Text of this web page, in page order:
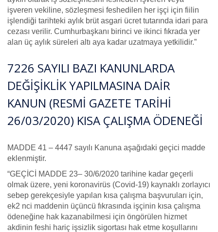
işveren vekiline, sözleşmesi feshedilen her işçi için fiilin
işlendiği tarihteki aylık brüt asgari ücret tutarında idari para
cezası verilir. Cumhurbaşkanı birinci ve ikinci fıkrada yer
alan üç aylık süreleri altı aya kadar uzatmaya yetkilidir.”
7226 SAYILI BAZI KANUNLARDA
DEĞİŞİKLİK YAPILMASINA DAİR
KANUN (RESMİ GAZETE TARİHİ
26/03/2020) KISA ÇALIŞMA ÖDENEĞİ
MADDE 41 – 4447 sayılı Kanuna aşağıdaki geçici madde
eklenmiştir.
“GEÇİCİ MADDE 23– 30/6/2020 tarihine kadar geçerli
olmak üzere, yeni koronavirüs (Covid-19) kaynaklı zorlayıcı
sebep gerekçesiyle yapılan kısa çalışma başvuruları için,
ek2 nci maddenin üçüncü fıkrasında işçinin kısa çalışma
ödeneğine hak kazanabilmesi için öngörülen hizmet
akdinin feshi hariç işsizlik sigortası hak etme koşullarını